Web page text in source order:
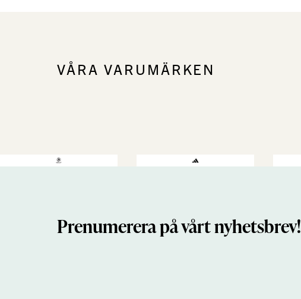
VÅRA VARUMÄRKEN
Prenumerera på vårt nyhetsbrev!